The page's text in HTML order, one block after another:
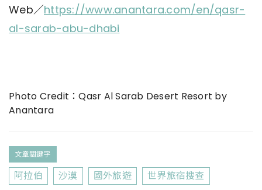
Web／https://www.anantara.com/en/qasr-
al-sarab-abu-dhabi
Photo Credit：Qasr Al Sarab Desert Resort by
Anantara
文章關鍵字
阿拉伯 沙漠 國外旅遊 世界旅宿搜查